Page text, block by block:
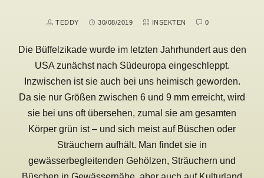
TEDDY 30/08/2019 INSEKTEN 0
Die Büffelzikade wurde im letzten Jahrhundert aus den
USA zunächst nach Südeuropa eingeschleppt.
Inzwischen ist sie auch bei uns heimisch geworden.
Da sie nur Größen zwischen 6 und 9 mm erreicht, wird
sie bei uns oft übersehen, zumal sie am gesamten
Körper grün ist – und sich meist auf Büschen oder
Sträuchern aufhält. Man findet sie in
gewässerbegleitenden Gehölzen, Sträuchern und